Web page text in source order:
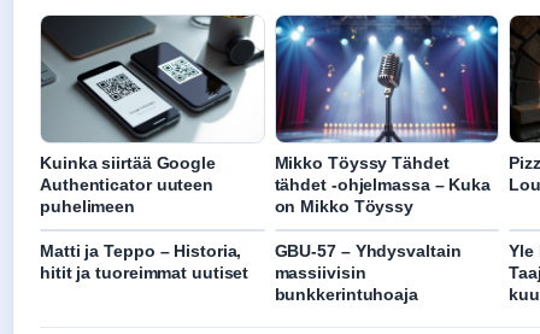
Kuinka siirtää Google
Authenticator uuteen
puhelimeen
Mikko Töyssy Tähdet
tähdet -ohjelmassa – Kuka
on Mikko Töyssy
Matti ja Teppo – Historia,
hitit ja tuoreimmat uutiset
GBU-57 – Yhdysvaltain
massiivisin
bunkkerintuhoaja
Yle